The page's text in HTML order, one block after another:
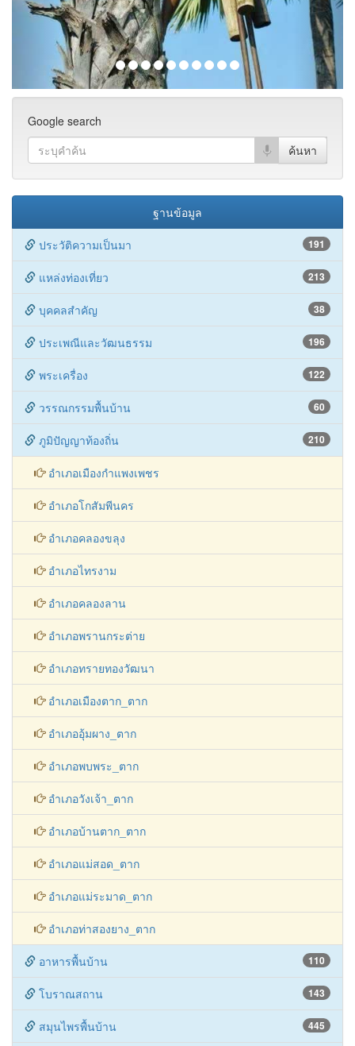
Google search
ฐานข้อมูล
191
ประวัติความเป็นมา
213
แหล่งท่องเที่ยว
38
บุคคลสำคัญ
196
ประเพณีและวัฒนธรรม
122
พระเครื่อง
60
วรรณกรรมพื้นบ้าน
210
ภูมิปัญญาท้องถิ่น
อำเภอเมืองกำแพงเพชร
อำเภอโกสัมพีนคร
อำเภอคลองขลุง
อำเภอไทรงาม
อำเภอคลองลาน
อำเภอพรานกระต่าย
อำเภอทรายทองวัฒนา
อำเภอเมืองตาก_ตาก
อำเภออุ้มผาง_ตาก
อำเภอพบพระ_ตาก
อำเภอวังเจ้า_ตาก
อำเภอบ้านตาก_ตาก
อำเภอแม่สอด_ตาก
อำเภอแม่ระมาด_ตาก
อำเภอท่าสองยาง_ตาก
110
อาหารพื้นบ้าน
143
โบราณสถาน
445
สมุนไพรพื้นบ้าน